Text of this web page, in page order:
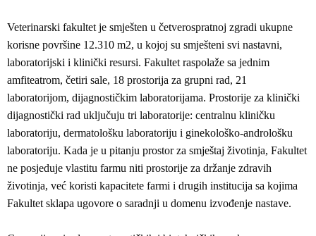
Veterinarski fakultet je smješten u četverospratnoj zgradi ukupne
korisne površine 12.310 m2, u kojoj su smješteni svi nastavni,
laboratorijski i klinički resursi. Fakultet raspolaže sa jednim
amfiteatrom, četiri sale, 18 prostorija za grupni rad, 21
laboratorijom, dijagnostičkim laboratorijama. Prostorije za klinički
dijagnostički rad uključuju tri laboratorije: centralnu kliničku
laboratoriju, dermatološku laboratoriju i ginekološko-andrološku
laboratoriju. Kada je u pitanju prostor za smještaj životinja, Fakultet
ne posjeduje vlastitu farmu niti prostorije za držanje zdravih
životinja, već koristi kapacitete farmi i drugih institucija sa kojima
Fakultet sklapa ugovore o saradnji u domenu izvođenje nastave.